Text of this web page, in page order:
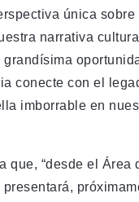
única
narrativa
grandísima
conecte con el
imborrable en
que, “desde el Área